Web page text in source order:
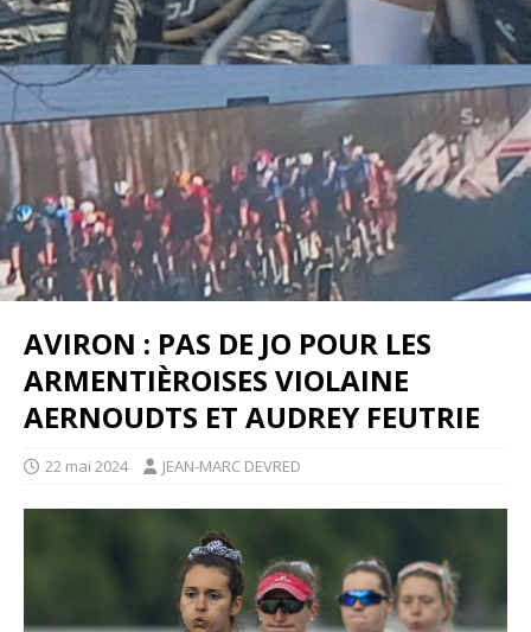
AVIRON : PAS DE JO POUR LES
ARMENTIÈROISES VIOLAINE
AERNOUDTS ET AUDREY FEUTRIE
22 mai 2024 JEAN-MARC DEVRED